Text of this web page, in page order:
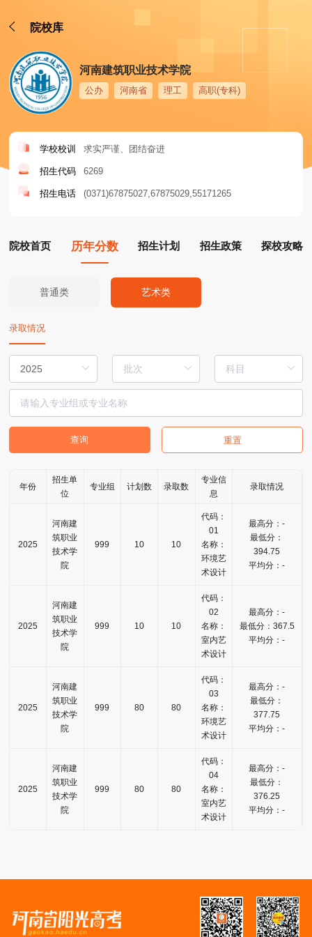
院校库
河南建筑职业技术学院
公办 河南省 理工 高职(专科)
学校校训 求实严谨、团结奋进
招生代码 6269
招生电话 (0371)67875027 67875029 55171265
院校首页 历年分数 招生计划 招生政策 探校攻略
普通类 艺术类
录取情况
查询 重置
年份
招生单
位
专业组 计划数 录取数
专业信
息
录取情况
2025
河南建
筑职业
技术学
院
999 10 10
代码：
01
名称：
环境艺
术设计
最高分：-
最低分：
394.75
平均分：-
2025
河南建
筑职业
技术学
院
999 10 10
代码：
02
名称：
室内艺
术设计
最高分：-
最低分：367.5
平均分：-
2025
河南建
筑职业
技术学
院
999 80 80
代码：
03
名称：
环境艺
术设计
最高分：-
最低分：
377.75
平均分：-
2025
河南建
筑职业
技术学
院
999 80 80
代码：
04
名称：
室内艺
术设计
最高分：-
最低分：
376.25
平均分：-